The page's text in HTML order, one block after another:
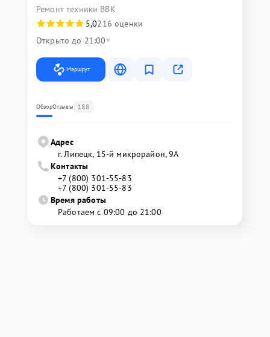
Ремонт техники BBK
5,0216 оценки
Открыто до 21:00
Маршрут
ОбзорОтзывы 188
Адрес
г. Липецк, 15-й микрорайон, 9А
Контакты
+7 (800) 301-55-83
+7 (800) 301-55-83
Время работы
Работаем с 09:00 до 21:00